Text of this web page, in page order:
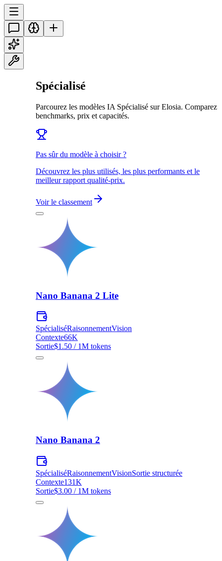
Spécialisé
Parcourez les modèles IA Spécialisé sur Elosia. Comparez
benchmarks, prix et capacités.
Pas sûr du modèle à choisir ?
Découvrez les plus utilisés, les plus performants et le
meilleur rapport qualité-prix.
Voir le classement
Nano Banana 2 Lite
SpécialiséRaisonnementVision
Contexte66K
Sortie$1.50 / 1M tokens
Nano Banana 2
SpécialiséRaisonnementVisionSortie structurée
Contexte131K
Sortie$3.00 / 1M tokens